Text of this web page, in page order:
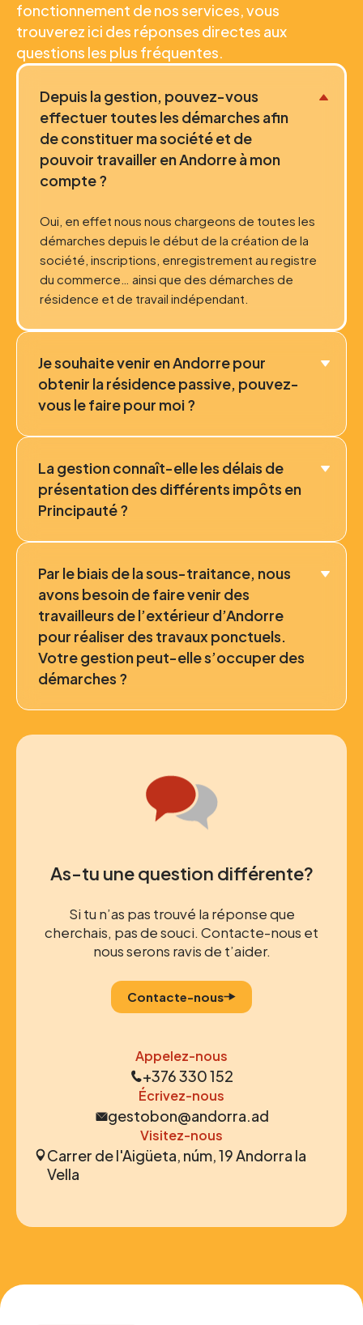
fonctionnement de nos services, vous
trouverez ici des réponses directes aux
questions les plus fréquentes.
Depuis la gestion, pouvez-vous
effectuer toutes les démarches afin
de constituer ma société et de
pouvoir travailler en Andorre à mon
compte ?
Oui, en effet nous nous chargeons de toutes les
démarches depuis le début de la création de la
société, inscriptions, enregistrement au registre
du commerce… ainsi que des démarches de
résidence et de travail indépendant.
Je souhaite venir en Andorre pour
obtenir la résidence passive, pouvez-
vous le faire pour moi ?
La gestion connaît-elle les délais de
présentation des différents impôts en
Principauté ?
Par le biais de la sous-traitance, nous
avons besoin de faire venir des
travailleurs de l’extérieur d’Andorre
pour réaliser des travaux ponctuels.
Votre gestion peut-elle s’occuper des
démarches ?
As-tu une question différente?
Si tu n’as pas trouvé la réponse que
cherchais, pas de souci. Contacte-nous et
nous serons ravis de t’aider.
Contacte-nous
Appelez-nous
+376 330 152
Écrivez-nous
gestobon@andorra.ad
Visitez-nous
Carrer de l'Aigüeta, núm, 19 Andorra la
Vella